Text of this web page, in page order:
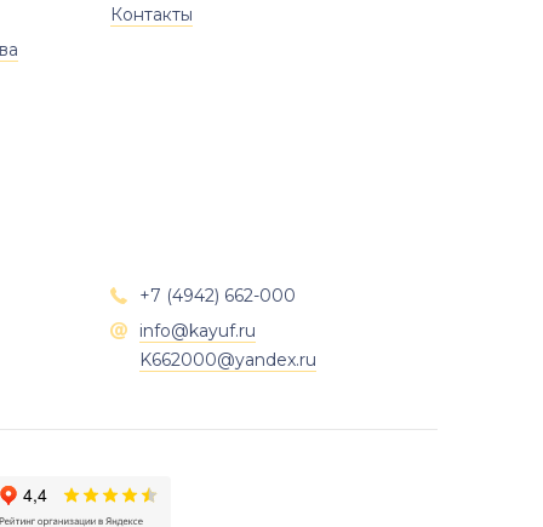
Контакты
 +7 (4942) 662-000

info@kayuf.ru
K662000@yandex.ru